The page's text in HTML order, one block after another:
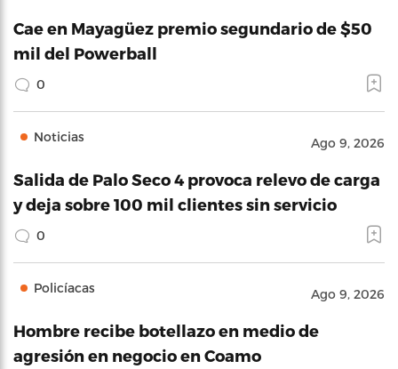
Cae en Mayagüez premio segundario de $50
mil del Powerball
0
Noticias Ago 9, 2026
Salida de Palo Seco 4 provoca relevo de carga
y deja sobre 100 mil clientes sin servicio
0
Policíacas Ago 9, 2026
Hombre recibe botellazo en medio de
agresión en negocio en Coamo